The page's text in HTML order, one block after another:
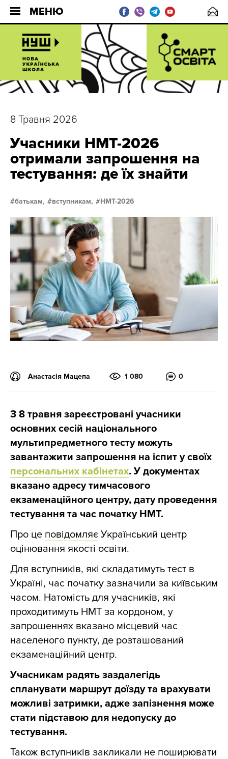
МЕНЮ
8 Травня 2026
Учасники НМТ-2026
отримали запрошення на
тестування: де їх знайти
батькам, вступникам, НМТ-2026
Анастасія Мацепа 1 080 0
З 8 травня зареєстровані учасники
основних сесій національного
мультипредметного тесту можуть
завантажити запрошення на іспит у своїх
персональних кабінетах. У документах
вказано адресу тимчасового
екзаменаційного центру, дату проведення
тестування та час початку НМТ.
Про це повідомляє Український центр
оцінювання якості освіти.
Для вступників, які складатимуть тест в
Україні, час початку зазначили за київським
часом. Натомість для учасників, які
проходитимуть НМТ за кордоном, у
запрошеннях вказано місцевий час
населеного пункту, де розташований
екзаменаційний центр.
Учасникам радять заздалегідь
спланувати маршрут доїзду та врахувати
можливі затримки, адже запізнення може
стати підставою для недопуску до
тестування.
Також вступників закликали не поширювати